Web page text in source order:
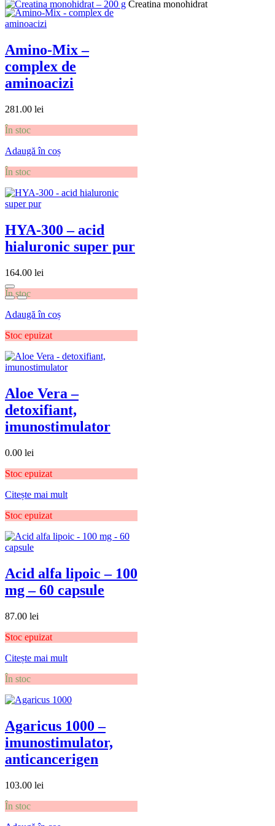
Amino-Mix –
complex de
aminoacizi
281.00 lei
În stoc
Adaugă în coș
În stoc
HYA-300 – acid
hialuronic super pur
164.00 lei
În stoc
Adaugă în coș
Stoc epuizat
Aloe Vera –
detoxifiant,
imunostimulator
0.00 lei
Stoc epuizat
Citește mai mult
Stoc epuizat
Acid alfa lipoic – 100
mg – 60 capsule
87.00 lei
Stoc epuizat
Citește mai mult
În stoc
Agaricus 1000 –
imunostimulator,
anticancerigen
103.00 lei
În stoc
Creatina monohidrat